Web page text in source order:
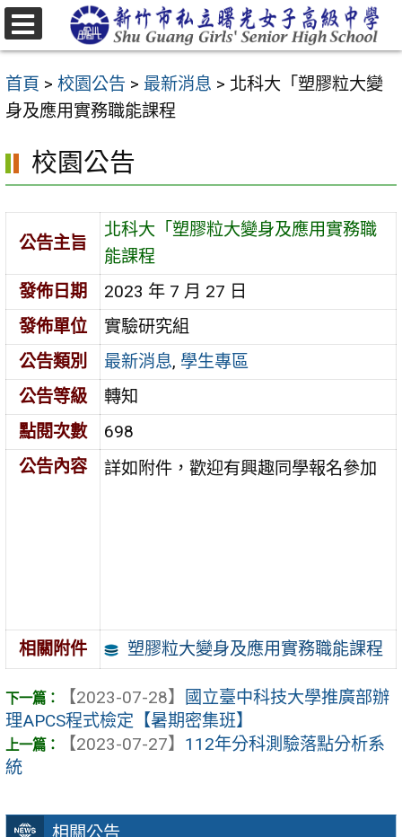
跳
至
要
內
區
首頁 > 校園公告 > 最新消息 > 北科大「塑膠粒大變
身及應用實務職能課程
校園公告
公告主旨
北科大「塑膠粒大變身及應用實務職
能課程
發佈日期
2023 年 7 月 27 日
發佈單位
實驗研究組
公告類別
最新消息, 學生專區
公告等級
轉知
點閱次數
698
公告內容
詳如附件，歡迎有興趣同學報名參加
相關附件 塑膠粒大變身及應用實務職能課程
【2023-07-28】
國立臺中科技大學推廣部辦
理APCS程式檢定【暑期密集班】
【2023-07-27】 112年分科測驗落點分析系
統
選
單